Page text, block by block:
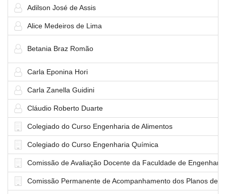
Adilson José de Assis
Alice Medeiros de Lima
Betania Braz Romão
Carla Eponina Hori
Carla Zanella Guidini
Cláudio Roberto Duarte
Colegiado do Curso Engenharia de Alimentos
Colegiado do Curso Engenharia Química
Comissão de Avaliação Docente da Faculdade de
Comissão Permanente de Acompanhamento dos Planos de